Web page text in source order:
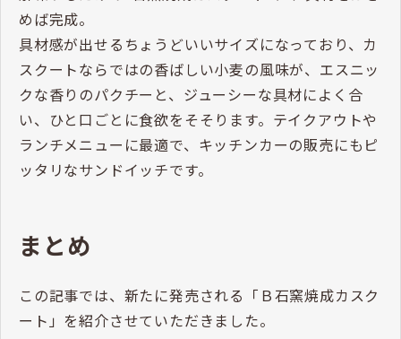
めば完成。
具材感が出せるちょうどいいサイズになっており、カ
スクートならではの香ばしい小麦の風味が、エスニッ
クな香りのパクチーと、ジューシーな具材によく合
い、ひと口ごとに食欲をそそります。テイクアウトや
ランチメニューに最適で、キッチンカーの販売にもピ
ッタリなサンドイッチです。
まとめ
この記事では、新たに発売される「Ｂ石窯焼成カスク
ート」を紹介させていただきました。